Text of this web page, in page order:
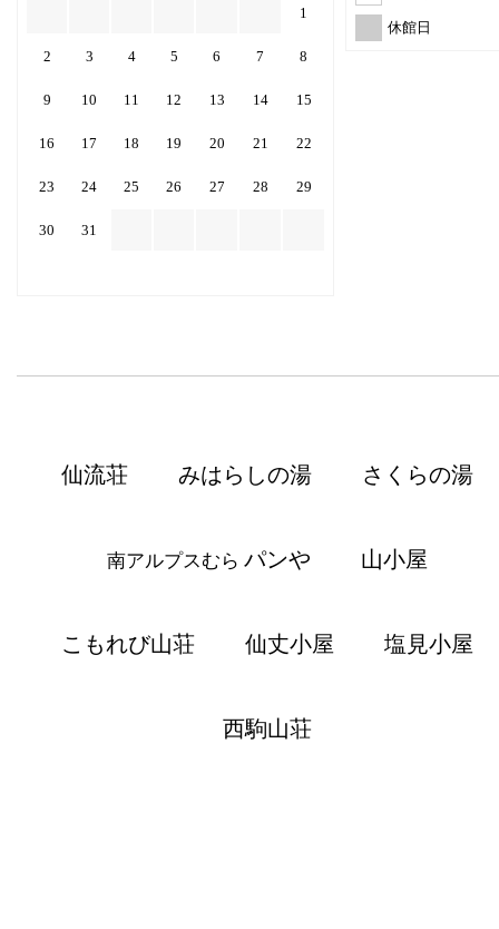
休館日
1
2 3 4 5 6 7 8
9 10 11 12 13 14 15
16 17 18 19 20 21 22
23 24 25 26 27 28 29
30 31
仙流荘 みはらしの湯 さくらの湯
南アルプスむら パンや 山小屋
こもれび山荘 仙丈小屋 塩見小屋
西駒山荘